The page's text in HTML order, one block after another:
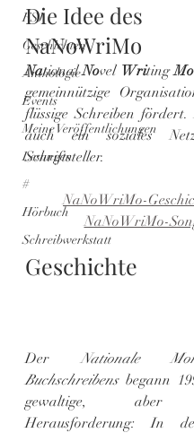
FSJ
Geschichten
Anthologie
Events
Meine Veröffentlichungen
Lesungen
#
Hörbuch
Schreibwerkstatt
Die Idee des
NaNoWriMo
National Novel Writing Mo
gemeinnützige
flüssige Schreiben
auch ein soziales
Schriftsteller.
NaNoWriMo-
NaNoWriMo-
Geschichte
Der Nationale
Buchschreibens begann
gewaltige, aber
Herausforderung: In